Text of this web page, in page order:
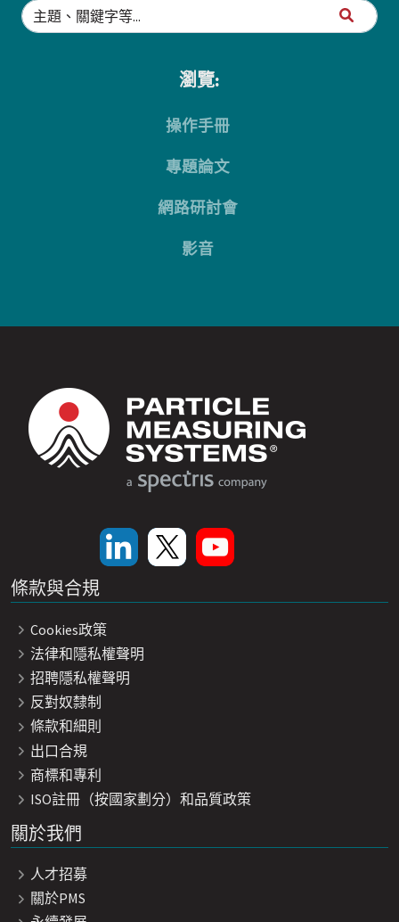
瀏覽:
操作手冊
專題論文
網路研討會
影音
條款與合規
Cookies政策
法律和隱私權聲明
招聘隱私權聲明
反對奴隸制
條款和細則
出口合規
商標和專利
ISO註冊（按國家劃分）和品質政策
關於我們
人才招募
關於PMS